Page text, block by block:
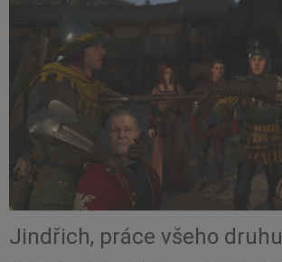
Jindřich, práce všeho druhu